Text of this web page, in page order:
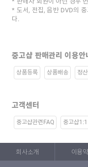
도서, 전집, 음반 DVD의
다.
중고샵 판매관리 이용안
상품등록 상품배송 정산
고객센터
중고샵관련FAQ 중고샵1:1
회사소개 이용